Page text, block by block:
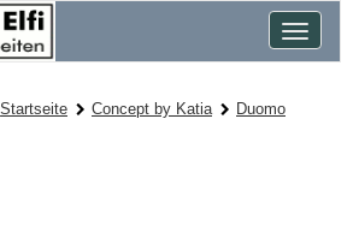
Toggle
Startseite Concept by Katia Duomo